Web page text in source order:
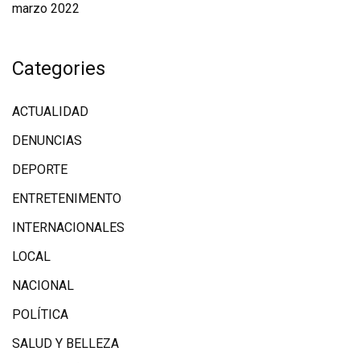
marzo 2022
Categories
ACTUALIDAD
DENUNCIAS
DEPORTE
ENTRETENIMENTO
INTERNACIONALES
LOCAL
NACIONAL
POLÍTICA
SALUD Y BELLEZA